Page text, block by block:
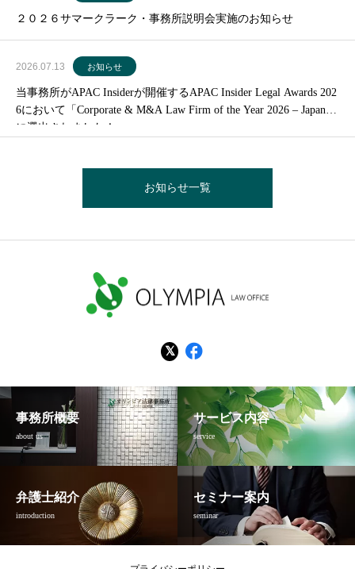
２０２６サマークラーク・事務所説明会実施のお知らせ
2026.07.13 お知らせ
当事務所がAPAC Insiderが開催するAPAC Insider Legal Awards 202
6において「Corporate & M&A Law Firm of the Year 2026 – Japan」
に選出されました！
お知らせ一覧
事務所概要
about us
サービス内容
service
弁護士紹介
introduction
セミナー案内
seminar